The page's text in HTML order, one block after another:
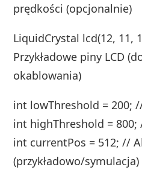
prędkości (opcjonalnie)
LiquidCrystal lcd(12, 11,
Przykładowe piny LCD
okablowania)
int lowThreshold = 200;
int highThreshold = 800;
int currentPos = 512; //
(przykładowo/symulacja)